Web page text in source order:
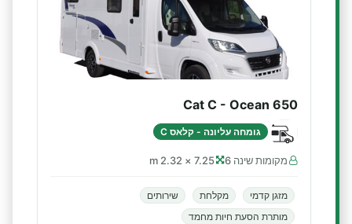
Cat C - Ocean 650
גומחה עליונה - קלאס C
מקומות שינה 6 7.25 × 2.32 m
מזגן קדמי מקלחת
שירותים
מותרת הסעת חיות מחמד